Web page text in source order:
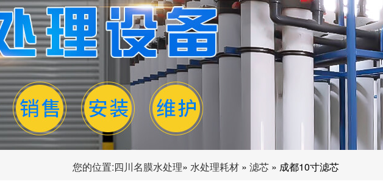
您的位置:四川名膜水处理» 水处理耗材 » 滤芯 » 成都10寸滤芯